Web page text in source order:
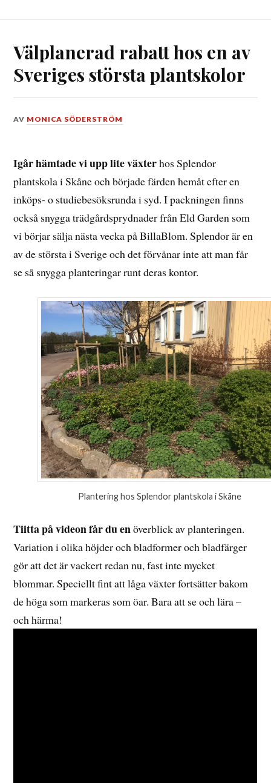
Välplanerad rabatt hos en av
Sveriges största plantskolor
DEN
2018
AV MONICA SÖDERSTRÖM
Igår hämtade vi upp lite växterhos Splendor
plantskola i Skåne och började färden hemåt efter en
inköps- o studiebesöksrunda i syd. I packningen finns
också snygga trädgårdsprydnader från Eld Garden som
vi börjar sälja nästa vecka på BillaBlom. Splendor är en
av de största i Sverige och det förvånar inte att man får
se så snygga planteringar runt deras kontor.
Plantering hos Splendor plantskola i Skåne
Tiitta på videon får du enöverblick av planteringen.
Variation i olika höjder och bladformer och bladfärger
gör att det är vackert redan nu, fast inte mycket
blommar. Speciellt fint att låga växter fortsätter bakom
de höga som markeras som öar. Bara att se och lära –
och härma!